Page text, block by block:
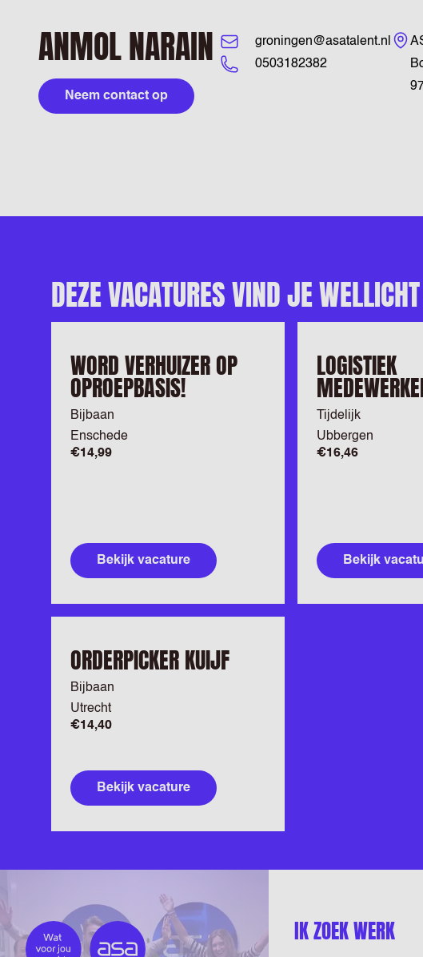
ANMOL NARAIN
Neem contact op
groningen@asatalent.nl
0503182382
DEZE VACATURES VIND JE
WORD VERHUIZER OP
OPROEPBASIS!
Bijbaan
Enschede
€14,99
Bekijk vacature
LOGISTIEK
Tijdelijk
Ubbergen
€16,46
Bekijk
ORDERPICKER KUIJF
Bijbaan
Utrecht
€14,40
Bekijk vacature
IK ZOEK WERK